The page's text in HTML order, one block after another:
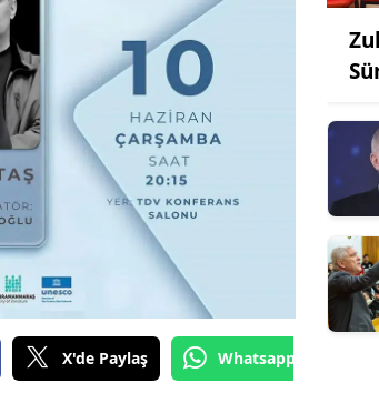
X'de Paylaş Whatsapp'tan